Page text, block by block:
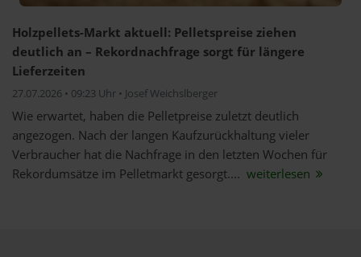
Holzpellets-Markt aktuell: Pelletspreise ziehen
deutlich an – Rekordnachfrage sorgt für längere
Lieferzeiten
27.07.2026 • 09:23 Uhr • Josef Weichslberger
Wie erwartet, haben die Pelletpreise zuletzt deutlich
angezogen. Nach der langen Kaufzurückhaltung vieler
Verbraucher hat die Nachfrage in den letzten Wochen für
Rekordumsätze im Pelletmarkt gesorgt.... weiterlesen